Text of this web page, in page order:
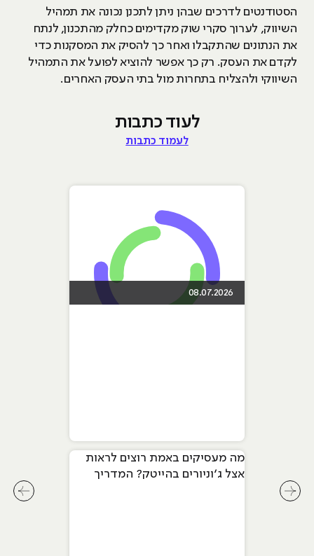
הסטודנטים לדרכים שבהן ניתן לתכנן נכונה את תמהיל
השיווק, לערוך סקרי שוק מקדימים כחלק מהתכנון, לנתח
את הנתונים שהתקבלו ואחר כך להסיק את המסקנות כדי
לקדם את העסק. רק כך אפשר להוציא לפועל את התמהיל
השיווקי ולהצליח בתחרות מול בתי העסק האחרים.
לעוד כתבות
לעמוד כתבות
08.07.2026
מה מעסיקים באמת רוצים לראות
אצל ג׳וניורים בהייטק? המדריך
לחץ לחץ לשיקופית קודמת בסליידר מאמרים